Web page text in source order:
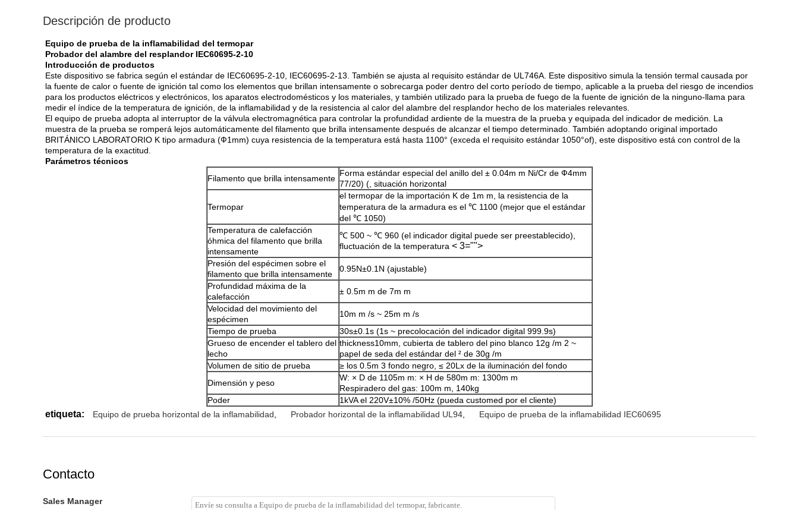
Descripción de producto
Equipo de prueba de la inflamabilidad del termopar
Probador del alambre del resplandor IEC60695-2-10
Introducción de productos
Este dispositivo se fabrica según el estándar de IEC60695-2-10, IEC60695-2-13. También se ajusta al requisito estándar de UL746A. Este dispositivo simula la tensión termal causada por
la fuente de calor o fuente de ignición tal como los elementos que brillan intensamente o sobrecarga poder dentro del corto período de tiempo, aplicable a la prueba del riesgo de incendios
para los productos eléctricos y electrónicos, los aparatos electrodomésticos y los materiales, y también utilizado para la prueba de fuego de la fuente de ignición de la ninguno-llama para
medir el índice de la temperatura de ignición, de la inflamabilidad y de la resistencia al calor del alambre del resplandor hecho de los materiales relevantes.
El equipo de prueba adopta al interruptor de la válvula electromagnética para controlar la profundidad ardiente de la muestra de la prueba y equipada del indicador de medición. La
muestra de la prueba se romperá lejos automáticamente del filamento que brilla intensamente después de alcanzar el tiempo determinado. También adoptando original importado
BRITÁNICO LABORATORIO K tipo armadura (Ф1mm) cuya resistencia de la temperatura está hasta 1100° (exceda el requisito estándar 1050°of), este dispositivo está con control de la
temperatura de la exactitud.
Parámetros técnicos
Filamento que brilla intensamente
Forma estándar especial del anillo del ± 0.04m m Ni/Cr de Ф4mm
77/20) (, situación horizontal
Termopar
el termopar de la importación K de 1m m, la resistencia de la
temperatura de la armadura es el ℃ 1100 (mejor que el estándar
del ℃ 1050)
Temperatura de calefacción
óhmica del filamento que brilla
intensamente
℃ 500 ~ ℃ 960 (el indicador digital puede ser preestablecido),
fluctuación de la temperatura < 3="">
Presión del espécimen sobre el
filamento que brilla intensamente
0.95N±0.1N (ajustable)
Profundidad máxima de la
calefacción
± 0.5m m de 7m m
Velocidad del movimiento del
espécimen
10m m /s ~ 25m m /s
Tiempo de prueba
30s±0.1s (1s ~ precolocación del indicador digital 999.9s)
Grueso de encender el tablero del
lecho
thickness10mm, cubierta de tablero del pino blanco 12g /m 2 ~
papel de seda del estándar del ² de 30g /m
Volumen de sitio de prueba
≥ los 0.5m 3 fondo negro, ≤ 20Lx de la iluminación del fondo
Dimensión y peso
W: × D de 1105m m: × H de 580m m: 1300m m
Respiradero del gas: 100m m, 140kg
Poder
1kVA el 220V±10% /50Hz (pueda customed por el cliente)
etiqueta: Equipo de prueba horizontal de la inflamabilidad Probador horizontal de la inflamabilidad UL94 Equipo de prueba de la inflamabilidad IEC60695
Contacto
Sales Manager